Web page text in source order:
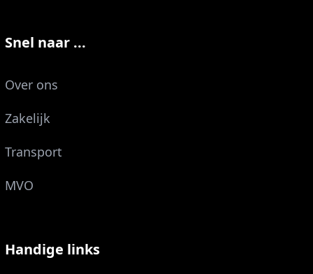
Snel naar ...
Over ons
Zakelijk
Transport
MVO
Handige links